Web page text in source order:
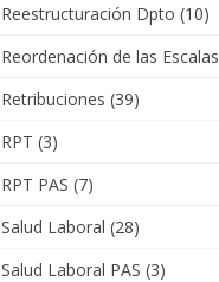
Reestructuración Dpto (10)
Reordenación de las Escalas
Retribuciones (39)
RPT (3)
RPT PAS (7)
Salud Laboral (28)
Salud Laboral PAS (3)